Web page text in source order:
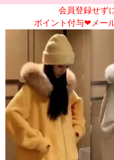
会員登録せず
ポイント付与❤メー